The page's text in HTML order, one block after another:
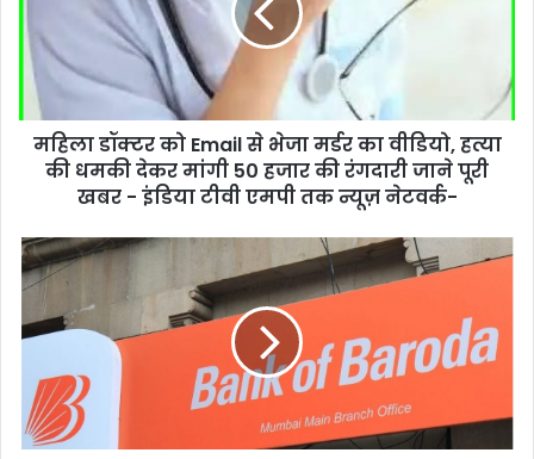
महिला डॉक्टर को Email से भेजा मर्डर का वीडियो, हत्या
की धमकी देकर मांगी 50 हजार की रंगदारी जाने पूरी
खबर - इंडिया टीवी एमपी तक न्यूज़ नेटवर्क-